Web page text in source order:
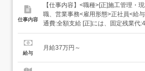
仕事内容
【仕事内容】<職種>[正]施工管理・
職、営業事務<雇用形態>正社員<給
通費:全額支給 [正]には、固定残業代
分が含まれます。 上記を超えて残業
円月給額に下記の一律手当含むエリ
給与
月給37万円～